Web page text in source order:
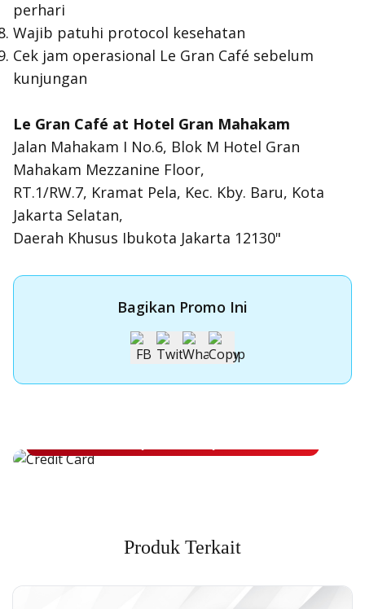
perhari
Wajib patuhi protocol kesehatan
Cek jam operasional Le Gran Café sebelum
kunjungan
Le Gran Café at Hotel Gran Mahakam
Jalan Mahakam I No.6, Blok M Hotel Gran
Mahakam Mezzanine Floor,
RT.1/RW.7, Kramat Pela, Kec. Kby. Baru, Kota
Jakarta Selatan,
Daerah Khusus Ibukota Jakarta 12130"
Bagikan Promo Ini
Apply Kartu Kredit OCBC NISP
Produk Terkait